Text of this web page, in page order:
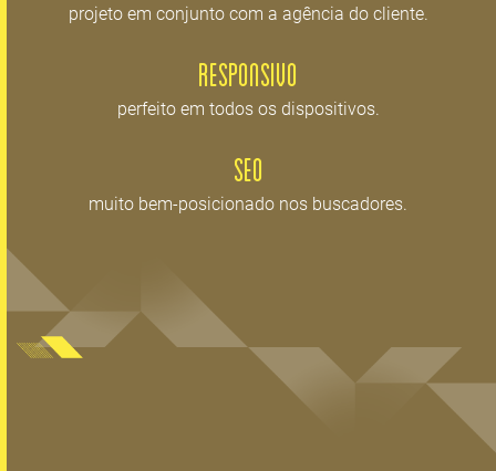
projeto em conjunto com a agência do cliente.
Responsivo
perfeito em todos os dispositivos.
SEO
muito bem-posicionado nos buscadores.